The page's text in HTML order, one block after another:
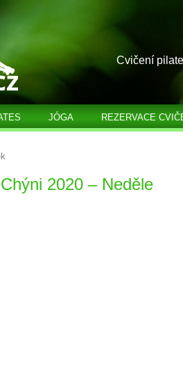
Cvičení
JÓGA REZERVACE
2020 – Neděle